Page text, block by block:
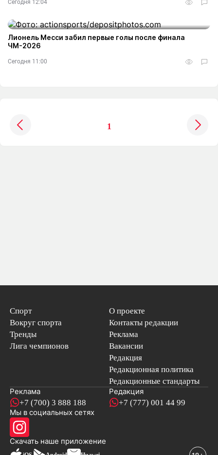
Сегодня 12:04 6
Лионель Месси забил первые голы после финала
ЧМ-2026
Сегодня 11:00 2
1
Спорт
Вокруг спорта
Тренды
Лига чемпионов
О проекте
Контакты редакции
Реклама
Вакансии
Редакция
Редакционная политика
Редакционные стандарты
Реклама
+7 (700) 3 888 188
Редакция
+7 (777) 001 44 99
Мы в социальных сетях
Скачать наше приложениеновостей